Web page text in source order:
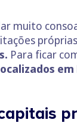
muito
Para ficar
em